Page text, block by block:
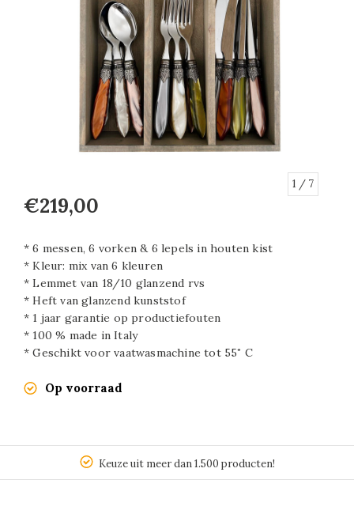
1 / 7
€219,00
* 6 messen, 6 vorken & 6 lepels in houten kist
* Kleur: mix van 6 kleuren
* Lemmet van 18/10 glanzend rvs
* Heft van glanzend kunststof
* 1 jaar garantie op productiefouten
* 100 % made in Italy
* Geschikt voor vaatwasmachine tot 55˚ C
Op voorraad
Keuze uit meer dan 1.500 producten!